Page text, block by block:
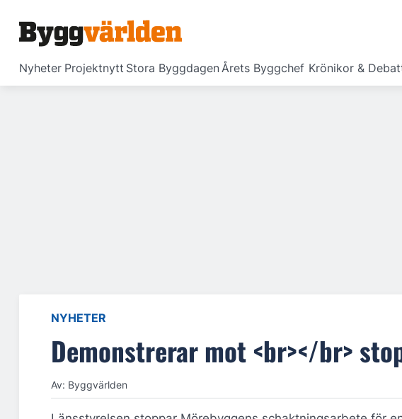
Nyheter Projektnytt Stora ByggdagenÅrets Byggchef Krönikor &
NYHETER
Demonstrerar mot <br></br>
Av: Byggvärlden